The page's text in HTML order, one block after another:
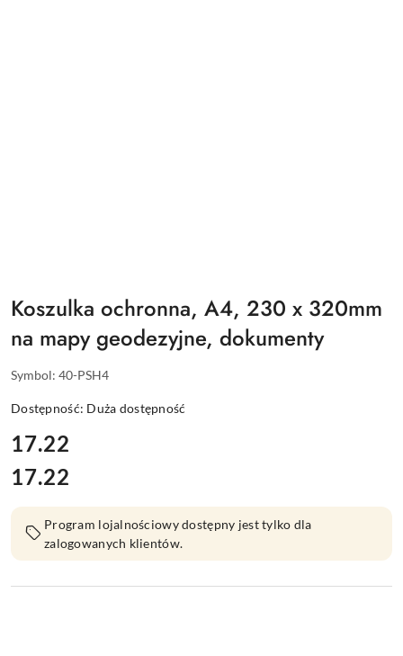
Koszulka ochronna, A4, 230 x 320mm
na mapy geodezyjne, dokumenty
Symbol: 40-PSH4
Dostępność: Duża dostępność
cena:
17.22
Cena:
17.22
Program lojalnościowy dostępny jest tylko dla
zalogowanych klientów.